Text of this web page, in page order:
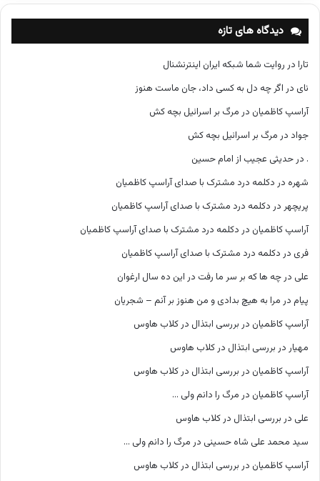
ه‌
ه
دیدگاه های تازه
تارا در روایت شما شبکه ایران اینترنشنال
نای در اگر چه دل به کسی داد، جان ماست هنوز
آراسپ کاظمیان در مرگ بر اسرائیل بچه کش
جواد در مرگ بر اسرائیل بچه کش
. در حدیثی عجیب از امام حسین
شهره در دکلمه درد مشترک با صدای آراسپ کاظمیان
پریچهر در دکلمه درد مشترک با صدای آراسپ کاظمیان
آراسپ کاظمیان در دکلمه درد مشترک با صدای آراسپ کاظمیان
فری در دکلمه درد مشترک با صدای آراسپ کاظمیان
علی در چه ها که بر سر ما رفت در این ده سال ارغوان
پیام در مرا به هیچ بدادی و من هنوز بر آنم – شجریان
آراسپ کاظمیان در بررسی ابتذال در کلاب هاوس
مهیار در بررسی ابتذال در کلاب هاوس
آراسپ کاظمیان در بررسی ابتذال در کلاب هاوس
آراسپ کاظمیان در مرگ را دانم ولی …
علی در بررسی ابتذال در کلاب هاوس
سید محمد علی شاه حسینی در مرگ را دانم ولی …
آراسپ کاظمیان در بررسی ابتذال در کلاب هاوس